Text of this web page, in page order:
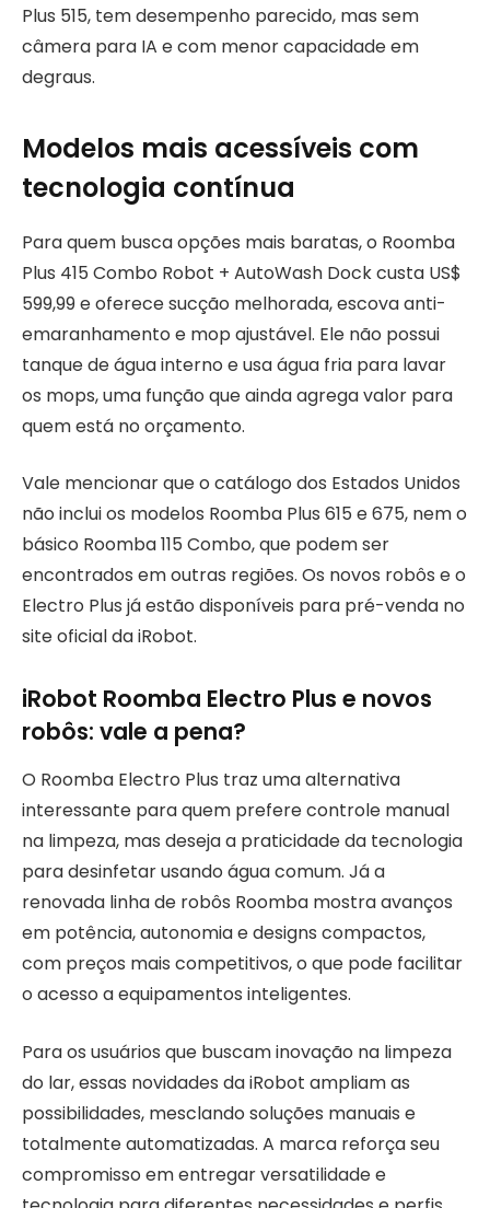
Plus 515, tem desempenho parecido, mas sem
câmera para IA e com menor capacidade em
degraus.
Modelos mais acessíveis com
tecnologia contínua
Para quem busca opções mais baratas, o Roomba
Plus 415 Combo Robot + AutoWash Dock custa US$
599,99 e oferece sucção melhorada, escova anti-
emaranhamento e mop ajustável. Ele não possui
tanque de água interno e usa água fria para lavar
os mops, uma função que ainda agrega valor para
quem está no orçamento.
Vale mencionar que o catálogo dos Estados Unidos
não inclui os modelos Roomba Plus 615 e 675, nem o
básico Roomba 115 Combo, que podem ser
encontrados em outras regiões. Os novos robôs e o
Electro Plus já estão disponíveis para pré-venda no
site oficial da iRobot.
iRobot Roomba Electro Plus e novos
robôs: vale a pena?
O Roomba Electro Plus traz uma alternativa
interessante para quem prefere controle manual
na limpeza, mas deseja a praticidade da tecnologia
para desinfetar usando água comum. Já a
renovada linha de robôs Roomba mostra avanços
em potência, autonomia e designs compactos,
com preços mais competitivos, o que pode facilitar
o acesso a equipamentos inteligentes.
Para os usuários que buscam inovação na limpeza
do lar, essas novidades da iRobot ampliam as
possibilidades, mesclando soluções manuais e
totalmente automatizadas. A marca reforça seu
compromisso em entregar versatilidade e